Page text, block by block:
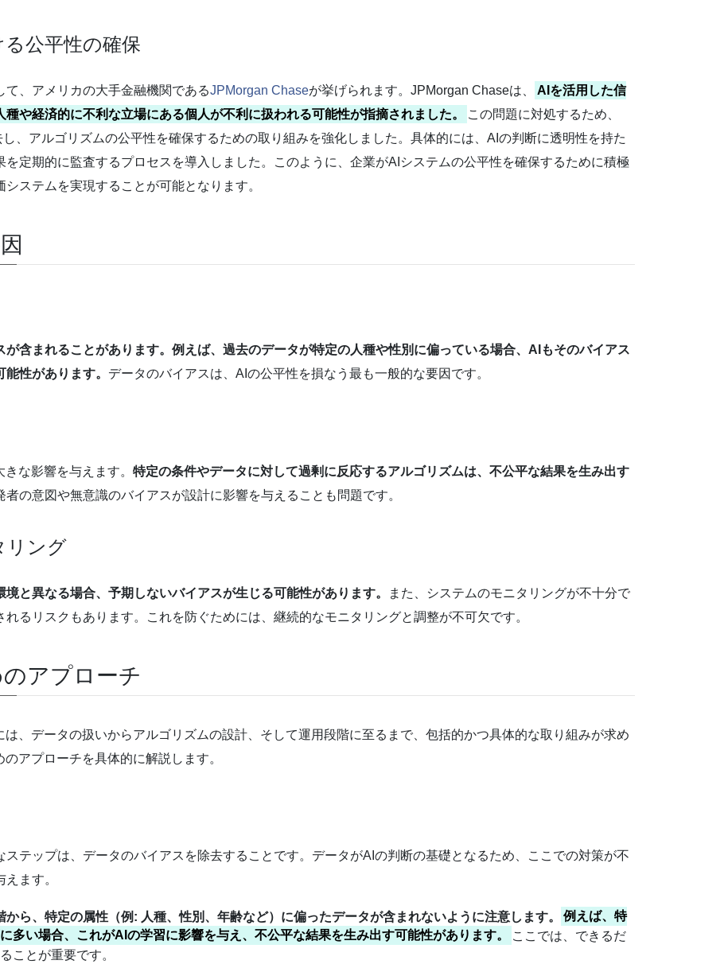
公平性の確保
、アメリカの大手金融機関であるJPMorgan Chaseが挙げられます。JPMorgan Chaseは、
AIを活用した信
や経済的に不利な立場にある個人が不利に扱われる可能性が指摘されました。
この問題に対処するため、
、アルゴリズムの公平性を確保するための取り組みを強化しました。具体的には、AIの判断に透明性を持た
定期的に監査するプロセスを導入しました。このように、企業がAIシステムの公平性を確保するために積極
ステムを実現することが可能となります。
含まれることがあります。例えば、過去のデータが特定の人種や性別に偏っている場合、AIもそのバイアス
性があります。 データのバイアスは、AIの公平性を損なう最も一般的な要因です。
な影響を与えます。 特定の条件やデータに対して過剰に反応するアルゴリズムは、不公平な結果を生み出す
者の意図や無意識のバイアスが設計に影響を与えることも問題です。
リング
と異なる場合、予期しないバイアスが生じる可能性があります。
また、システムのモニタリングが不十分で
るリスクもあります。これを防ぐためには、継続的なモニタリングと調整が不可欠です。
アプローチ
、データの扱いからアルゴリズムの設計、そして運用段階に至るまで、包括的かつ具体的な取り組みが求め
アプローチを具体的に解説します。
テップは、データのバイアスを除去することです。データがAIの判断の基礎となるため、ここでの対策が不
ます。
から、特定の属性（例: 人種、性別、年齢など）に偏ったデータが含まれないように注意します。
例えば、特
多い場合、これがAIの学習に影響を与え、不公平な結果を生み出す可能性があります。
ここでは、できるだ
ことが重要です。